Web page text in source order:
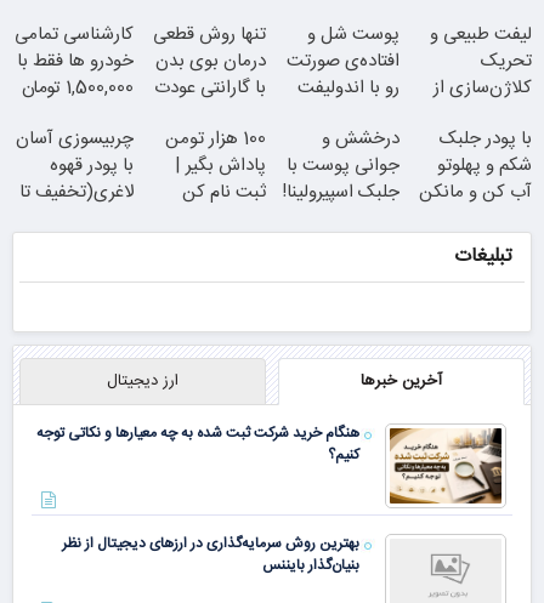
دوران نقاهت
لیفت طبیعی و
تحریک
کلاژن‌سازی از
24ماه ماندگاری
پوست شل و
افتاده‌ی صورتت
رو با اندولیفت
تنها روش قطعی
درمان بوی بدن
با گارانتی عودت
کارشناسی تمامی
خودرو ها فقط با
1,500,000 تومان
با پودر جلبک
شکم و پهلوتو
آب کن و مانکن
امشب)
درخشش و
جوانی پوست با
جلبک اسپیرولینا!
100 هزار تومن
پاداش بگیر |
ثبت نام کن
چربیسوزی آسان
با پودر قهوه
لاغری(تخفیف تا
تبلیغات
آخرین خبرها ارز دیجیتال
هنگام خرید شرکت ثبت شده به چه معیارها و نکاتی توجه
کنیم؟
بهترین روش سرمایه‌گذاری در ارزهای دیجیتال از نظر
بنیان‌گذار بایننس